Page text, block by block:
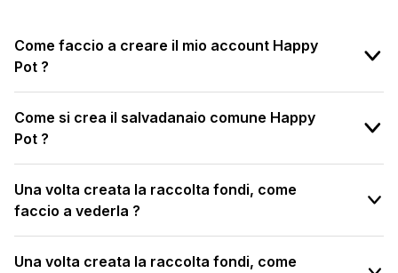
Come faccio a creare il mio account Happy
Pot ?
Come si crea il salvadanaio comune Happy
Pot ?
Una volta creata la raccolta fondi, come
faccio a vederla ?
Una volta creata la raccolta fondi, come